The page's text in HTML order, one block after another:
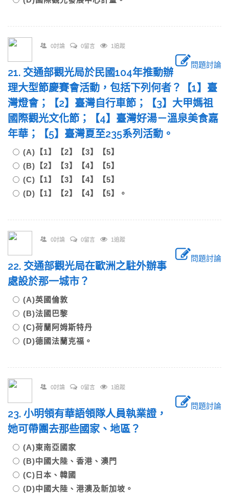
0討論 0留言 1追蹤
問題討論
21. 交通部觀光局於民國104年推動辦
理大型節慶賽會活動，包括下列何者？【1】臺
灣燈會；【2】臺灣自行車節；【3】大甲媽祖
國際觀光文化節；【4】臺灣好湯－溫泉美食嘉
年華；【5】臺灣夏至235系列活動。
(A)【1】【2】【3】【5】
(B)【2】【3】【4】【5】
(C)【1】【3】【4】【5】
(D)【1】【2】【4】【5】。
0討論 0留言 1追蹤
問題討論
22. 交通部觀光局在歐洲之駐外辦事
處設於那一城市？
(A)英國倫敦
(B)法國巴黎
(C)荷蘭阿姆斯特丹
(D)德國法蘭克福。
0討論 0留言 1追蹤
問題討論
23. 小明領有華語領隊人員執業證，
她可帶團去那些國家、地區？
(A)東南亞國家
(B)中國大陸、香港、澳門
(C)日本、韓國
(D)中國大陸、港澳及新加坡。